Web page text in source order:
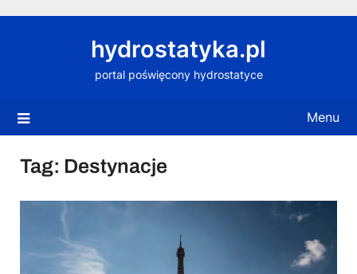
hydrostatyka.pl
portal poświęcony hydrostatyce
Menu
Tag: Destynacje